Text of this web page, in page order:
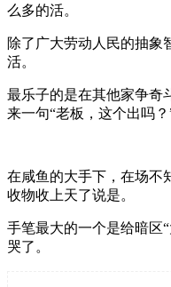
么多的活。
除了广大劳动人民的抽象
活。
最乐子的是在其他家争奇
来一句“老板，这个出吗？
在咸鱼的大手下，在场不
收物收上天了说是。
手笔最大的一个是给暗区
哭了。